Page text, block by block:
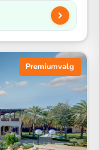
Premiumvalg